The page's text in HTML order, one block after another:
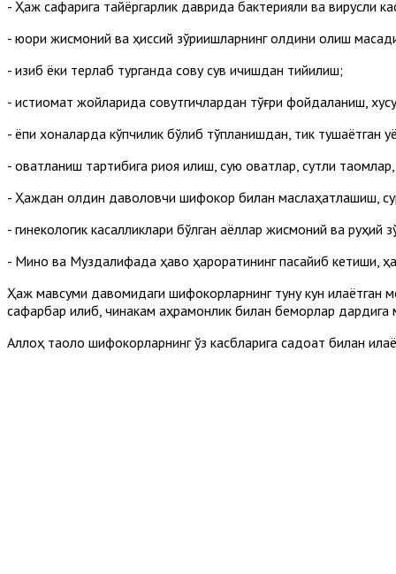
- Ҳаж сафарига тайёргарлик даврида бактерияли ва вирусли
- юқори жисмоний ва ҳиссий зўриқишларнинг олдини олиш
- қизиб ёки терлаб турганда совуқ сув ичишдан тийилиш;
- истиқомат жойларида совутгичлардан тўғри фойдаланиш,
- ёпиқ хоналарда кўпчилик бўлиб тўпланишдан, тик тушаётган
- овқатланиш тартибига риоя қилиш, суюқ овқатлар, сутли
- Ҳаждан олдин даволовчи шифокор билан маслаҳатлашиш,
- гинекологик касалликлари бўлган аёллар жисмоний ва руҳий
- Мино ва Муздалифада ҳаво ҳароратининг пасайиб кетиши,
Ҳаж мавсуми давомидаги шифокорларнинг туну кун қилаётган
сафарбар қилиб, чинакам қаҳрамонлик билан беморлар
Аллоҳ таоло шифокорларнинг ўз касбларига садоқат билан